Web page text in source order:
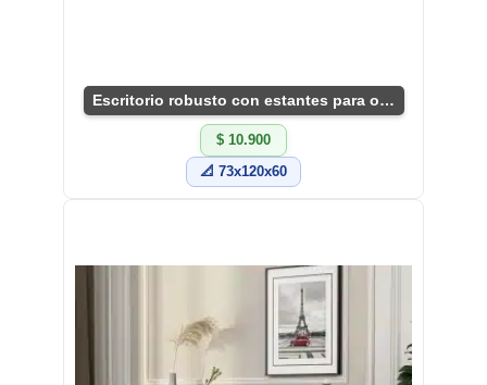
Escritorio robusto con estantes para oficina moderna
$ 10.900
📐 73x120x60